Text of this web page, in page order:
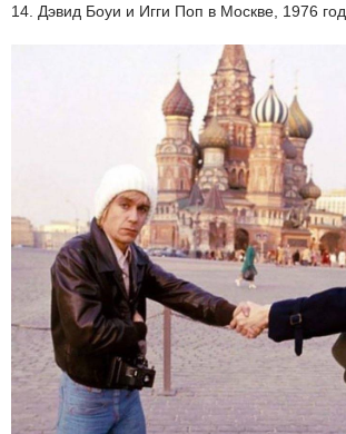
14. Дэвид Боуи и Игги Поп в Москве, 1976 год